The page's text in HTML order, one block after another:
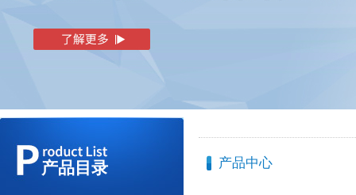
产品目录 产品中心